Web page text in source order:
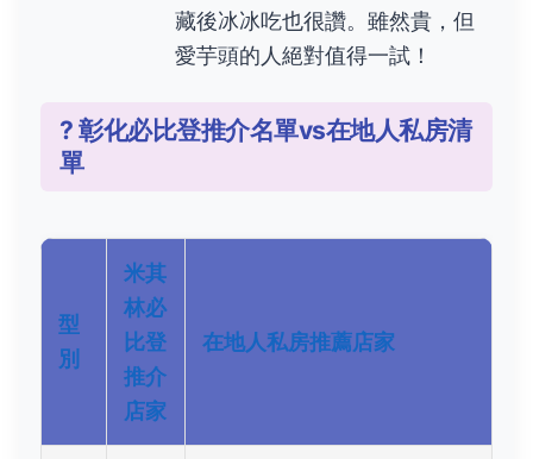
藏後冰冰吃也很讚。雖然貴，但
愛芋頭的人絕對值得一試！
? 彰化必比登推介名單vs在地人私房清
單
型
別
米其
林必
比登
推介
店家
在地人私房推薦店家